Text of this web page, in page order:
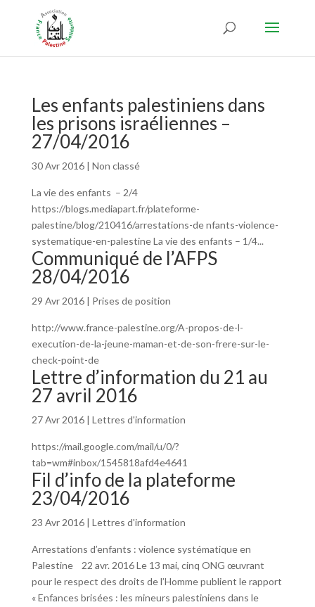
Les enfants palestiniens dans
les prisons israéliennes –
27/04/2016
30 Avr 2016| Non classé
La vie des enfants – 2/4
https://blogs.mediapart.fr/plateforme-
palestine/blog/210416/arrestations-de nfants-violence-
systematique-en-palestine La vie des enfants – 1/4...
Communiqué de l’AFPS
28/04/2016
29 Avr 2016| Prises de position
http://www.france-palestine.org/A-propos-de-l-
execution-de-la-jeune-maman-et-de-son-frere-sur-le-
check-point-de
Lettre d’information du 21 au
27 avril 2016
27 Avr 2016| Lettres d'information
https://mail.google.com/mail/u/0/?
tab=wm#inbox/1545818afd4e4641
Fil d’info de la plateforme
23/04/2016
23 Avr 2016| Lettres d'information
Arrestations d’enfants : violence systématique en
Palestine 22 avr. 2016 Le 13 mai, cinq ONG œuvrant
pour le respect des droits de l’Homme publient le rapport
« Enfances brisées : les mineurs palestiniens dans le